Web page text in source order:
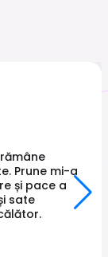
Prune mi-a
și pace a
sate